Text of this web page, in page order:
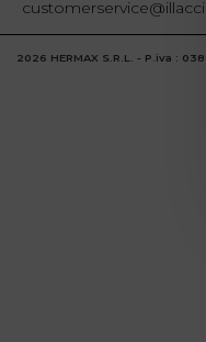
2026 HERMAX S.R.L. - P.iva :